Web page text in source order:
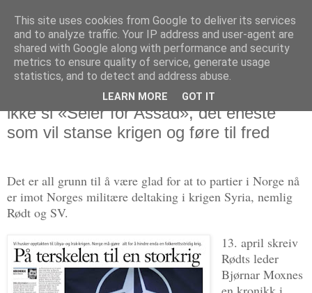
Politikus
søndag 15. april 2018
Rødts problemer med krigen i Syria: Tør
ikke si «Seier for Assad», det eneste
som vil stanse krigen og føre til fred
Det er all grunn til å være glad for at to partier i Norge nå
er imot Norges militære deltaking i krigen Syria, nemlig
Rødt og SV.
13. april skreiv
Rødts leder
Bjørnar Moxnes
This site uses cookies from Google to deliver its services
and to analyze traffic. Your IP address and user-agent are
shared with Google along with performance and security
metrics to ensure quality of service, generate usage
statistics, and to detect and address abuse.
LEARN MORE GOT IT